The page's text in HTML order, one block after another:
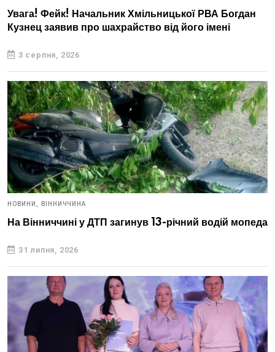
Увага! Фейк! Начальник Хмільницької РВА Богдан
Кузнец заявив про шахрайство від його імені
3 серпня, 2026
НОВИНИ, ВІННИЧЧИНА
На Вінниччині у ДТП загинув 13-річний водій мопеда
31 липня, 2026